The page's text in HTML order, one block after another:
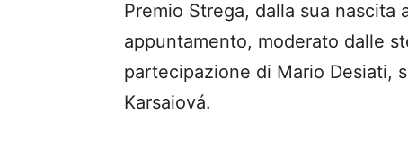
Premio Strega, dalla sua
appuntamento, moderato dalle
partecipazione di Mario Desiati,
Karsaiová.